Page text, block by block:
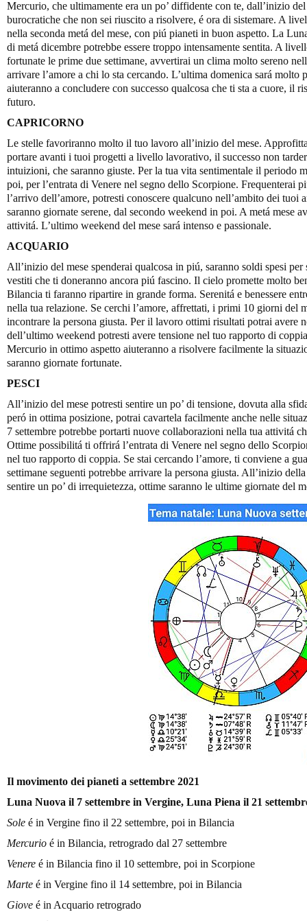
Mercurio, che ultimamente era un po’ diffidente con te, dall’inizio
burocratiche che non sei riuscito a risolvere, é ora di sistemare. A
nella seconda metá del mese, con piú pianeti in buon aspetto. La
di metá dicembre potrebbe essere troppo intensamente sentita. A
fortunate le prime due settimane, avvertirai un clima molto sereno
arrivare l’amore a chi lo sta cercando. L’ultima domenica sará molto
aiuteranno a concludere con successo qualcosa che ti sta a cuore, il
futuro.
CAPRICORNO
Le stelle favoriranno molto il tuo lavoro all’inizio del mese.
portare avanti i tuoi progetti a livello lavorativo, il successo non
intuizioni, che saranno giuste. Per la tua vita sentimentale il periodo
poi, per l’entrata di Venere nel segno dello Scorpione. Frequenterai
l’arrivo dell’amore, potresti conoscere qualcuno nell’ambito dei tuoi
saranno giornate serene, dal secondo weekend in poi. A metá mese
attivitá. L’ultimo weekend del mese sará intenso e passionale.
ACQUARIO
All’inizio del mese spenderai qualcosa in piú, saranno soldi spesi
vestiti che ti doneranno ancora piú fascino. Il cielo promette molto
Bilancia ti faranno ripartire in grande forma. Serenitá e benessere
nella tua relazione. Se cerchi l’amore, affrettati, i primi 10 giorni del
incontrare la persona giusta. Per il lavoro ottimi risultati potrai avere
dell’ultimo weekend potresti avere tensione nel tuo rapporto di
Mercurio in ottimo aspetto aiuteranno a risolvere facilmente la
saranno giornate fortunate.
PESCI
All’inizio del mese potresti sentire un po’ di tensione, dovuta alla
peró in ottima posizione, potrai cavartela facilmente anche nelle
7 settembre potrebbe portarti nuove collaborazioni nella tua attivitá
Ottime possibilitá ti offrirá l’entrata di Venere nel segno dello
nel tuo rapporto di coppia. Se stai cercando l’amore, ti conviene a
settimane seguenti potrebbe arrivare la persona giusta. All’inizio
sentire un po’ di irrequietezza, ottime saranno le ultime giornate del
Il movimento dei pianeti a settembre 2021
Luna Nuova il 7 settembre in Vergine, Luna Piena il 21
Sole é in Vergine fino il 22 settembre, poi in Bilancia
Mercurio é in Bilancia, retrogrado dal 27 settembre
Venere é in Bilancia fino il 10 settembre, poi in Scorpione
Marte é in Vergine fino il 14 settembre, poi in Bilancia
Giove é in Acquario retrogrado